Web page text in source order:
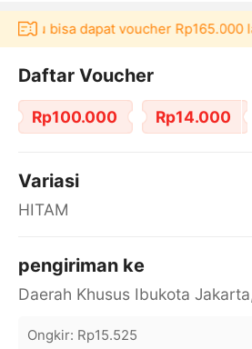
bisa dapat voucher Rp165.000
Daftar Voucher
Rp100.000 Rp14.000
Variasi
HITAM
pengiriman ke
Ongkir: Rp15.525